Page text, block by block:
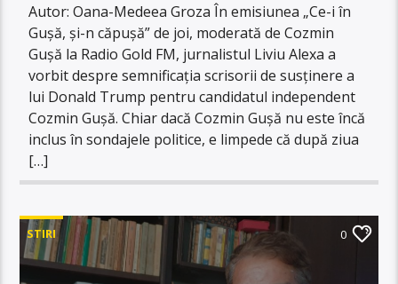
Autor: Oana-Medeea Groza În emisiunea „Ce-i în
Gușă, și-n căpușă” de joi, moderată de Cozmin
Gușă la Radio Gold FM, jurnalistul Liviu Alexa a
vorbit despre semnificația scrisorii de susținere a
lui Donald Trump pentru candidatul independent
Cozmin Gușă. Chiar dacă Cozmin Gușă nu este încă
inclus în sondajele politice, e limpede că după ziua
[…]
STIRI 0